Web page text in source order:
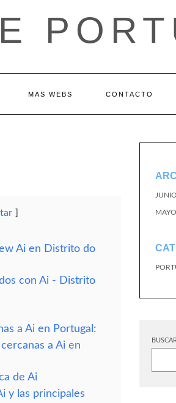
MAS WEBS CONTACTO
Ai en Distrito do
con Ai - Distrito
a Ai en Portugal:
a Ai en
de Ai
y las principales
BUSCAR